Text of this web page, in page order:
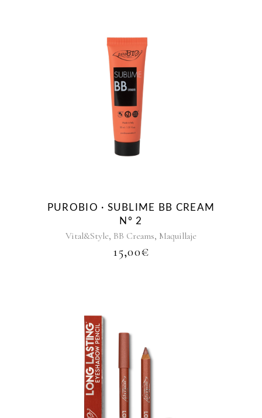
PUROBIO · SUBLIME BB CREAM
Nº 2
Vital&Style, BB Creams, Maquillaje
15,00€